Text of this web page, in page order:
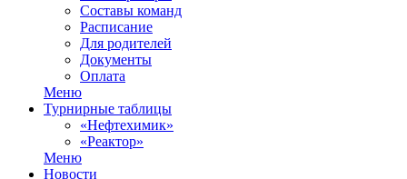
Составы команд
Расписание
Для родителей
Документы
Оплата
Меню
Турнирные таблицы
«Нефтехимик»
«Реактор»
Меню
Новости